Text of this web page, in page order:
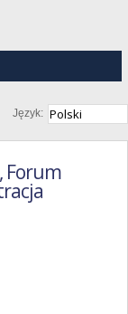
Język:
Forum